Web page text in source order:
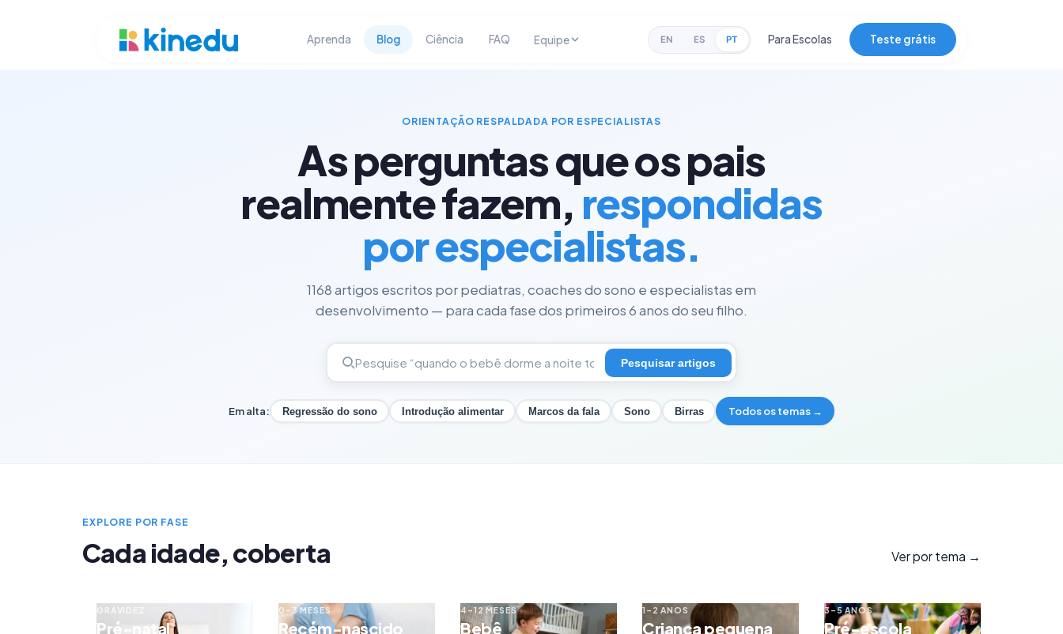
Aprenda Blog Ciência FAQ Equipe EN ES PT Para Escolas Teste grátis
ORIENTAÇÃO RESPALDADA POR ESPECIALISTAS
As perguntas que os pais
realmente fazem,respondidas
por especialistas.
1168 artigos escritos por pediatras, coaches do sono e especialistas em
desenvolvimento — para cada fase dos primeiros 6 anos do seu filho.
Pesquisar artigos
Em alta: Regressão do sono Introdução alimentar Marcos da fala Sono Birras Todos os temas →
EXPLORE POR FASE
Cada idade, coberta Ver por tema →
GRAVIDEZ
Pré-natal
0–3 MESES
Recém-nascido
4–12 MESES
Bebê
1–2 ANOS
Criança pequena
3–5 ANOS
Pré-escola